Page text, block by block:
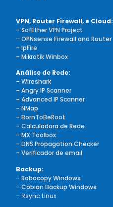
VPN, Router Firewall, e Cloud:
– SofEther VPN Project
–OPNsense Firewall and Router
– IpFire
– Mikrotik Winbox
Análise de Rede:
– Wireshark
– Angry IP Scanner
– Advanced IP Scanner
– NMap
– BornToBeRoot
– Calculadora de Rede
– MX Toolbox
– DNS Propagation Checker
– Verificador de email
Backup:
– Robocopy Windows
– Cobian Backup Windows
– Rsync Linux